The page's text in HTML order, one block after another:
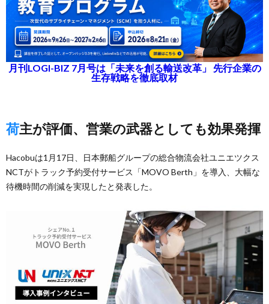
月刊LOGI-BIZ 7月号は「未来を創る輸送改革」 先行企業の
生存戦略を徹底取材
荷主が評価、営業の武器としても効果発揮
Hacobuは1月17日、日本郵船グループの総合物流会社ユニエツクス
NCTがトラック予約受付サービス「MOVO Berth」を導入、大幅な
待機時間の削減を実現したと発表した。